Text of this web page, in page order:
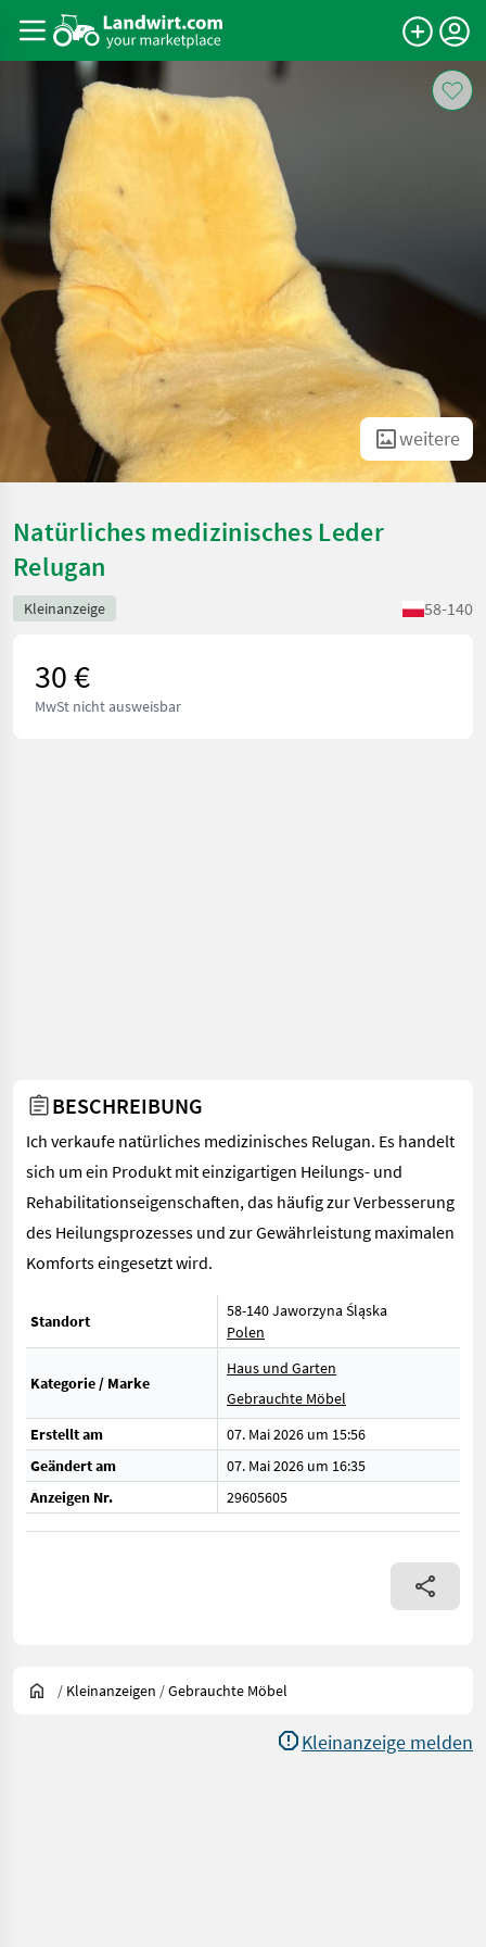
weitere
Natürliches medizinisches Leder
Relugan
Kleinanzeige 58-140
30 €
MwSt nicht ausweisbar
BESCHREIBUNG
Ich verkaufe natürliches medizinisches Relugan. Es handelt
sich um ein Produkt mit einzigartigen Heilungs- und
Rehabilitationseigenschaften, das häufig zur Verbesserung
des Heilungsprozesses und zur Gewährleistung maximalen
Komforts eingesetzt wird.
Standort
58-140 Jaworzyna Śląska
Polen
Kategorie / Marke
Haus und Garten
Gebrauchte Möbel
Erstellt am
07. Mai 2026 um 15:56
Geändert am
07. Mai 2026 um 16:35
Anzeigen Nr.
29605605
/ Kleinanzeigen /Gebrauchte Möbel
Kleinanzeige melden